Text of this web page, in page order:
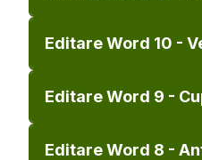
Editare Word 10 -
Editare Word 9 -
Editare Word 8 -